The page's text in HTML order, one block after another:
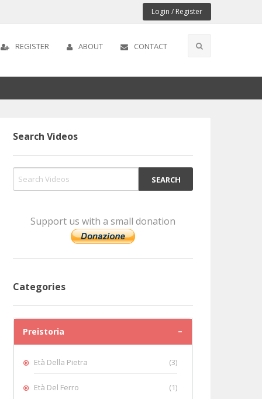
Login / Register
REGISTER ABOUT CONTACT
Search Videos
Support us with a small donation
Categories
Preistoria
Età Della Pietra (3)
Età Del Ferro (1)